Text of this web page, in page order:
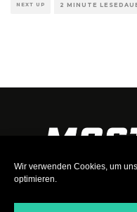
Wir verwenden Cookies, um
optimieren.
NEXT UP 2 MINUTE